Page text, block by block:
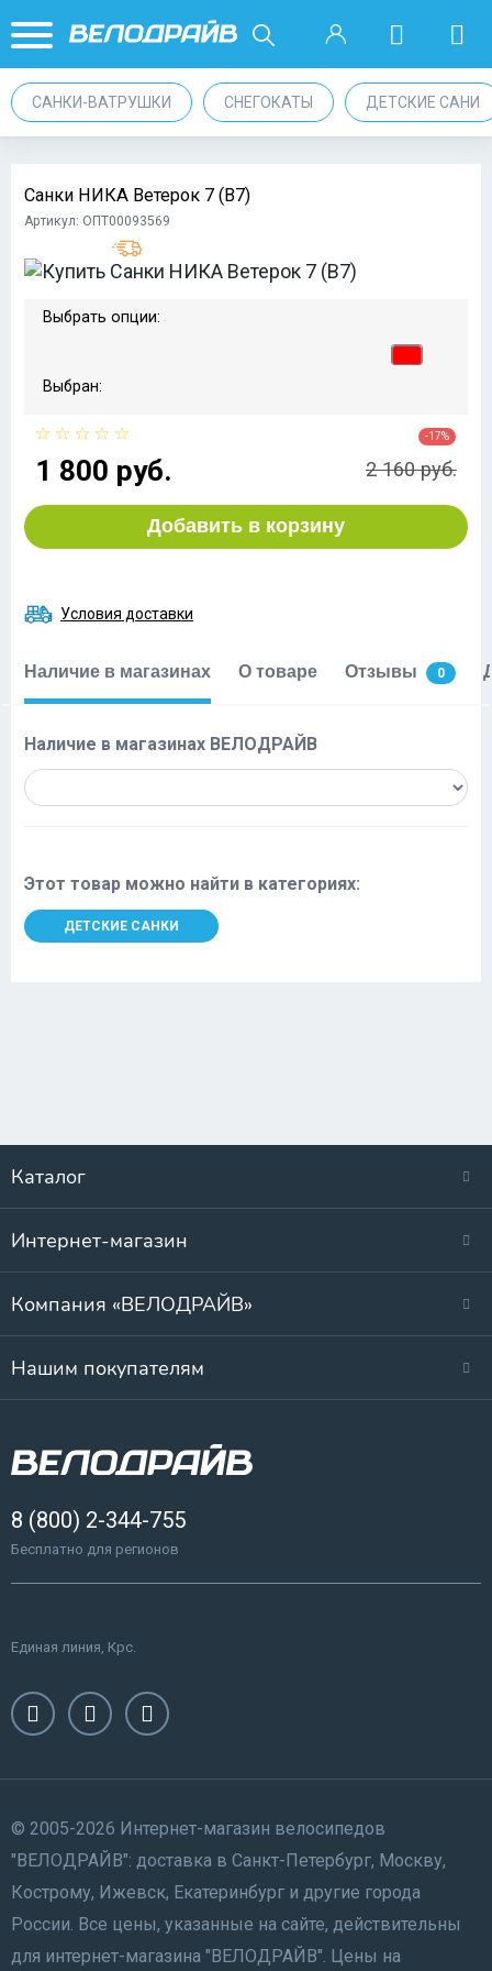
САНКИ-ВАТРУШКИ СНЕГОКАТЫ ДЕТСКИЕ САНИ
Санки НИКА Ветерок 7 (В7)
Артикул: ОПТ00093569
Выбрать опции:
Выбран:
1 800 руб.
-17%
2 160 руб.
Добавить в корзину
Условия доставки
Наличие в магазинах О товаре Отзывы 0
Наличие в магазинах ВЕЛОДРАЙВ
Этот товар можно найти в категориях:
ДЕТСКИЕ САНКИ
Каталог
Интернет-магазин
Компания «ВЕЛОДРАЙВ»
Нашим покупателям
8 (800) 2-344-755
Бесплатно для регионов
Единая линия, Крс.
© 2005-2026 Интернет-магазин велосипедов
"ВЕЛОДРАЙВ": доставка в Санкт-Петербург, Москву,
Кострому, Ижевск, Екатеринбург и другие города
России. Все цены, указанные на сайте, действительны
для интернет-магазина "ВЕЛОДРАЙВ". Цены на